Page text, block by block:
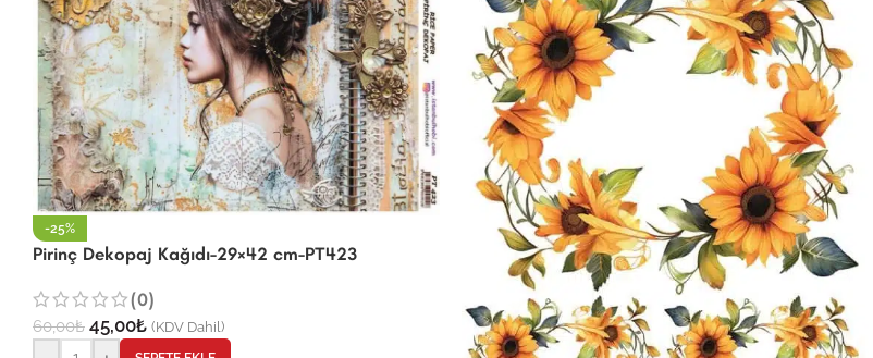
-25%
Pirinç Dekopaj Kağıdı-29×42 cm-PT423
(0)
60,00₺ 45,00₺ (KDV Dahil)